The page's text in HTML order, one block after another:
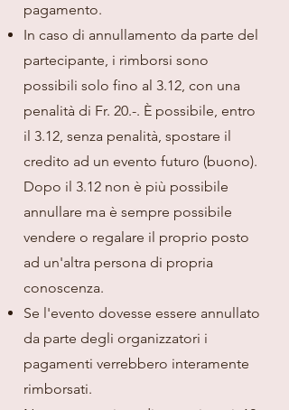
pagamento.
In caso di annullamento da parte del
partecipante, i rimborsi sono
possibili solo fino al 3.12, con una
penalità di Fr. 20.-. È possibile, entro
il 3.12, senza penalità, spostare il
credito ad un evento futuro (buono).
Dopo il 3.12 non è più possibile
annullare ma è sempre possibile
vendere o regalare il proprio posto
ad un'altra persona di propria
conoscenza.
Se l'evento dovesse essere annullato
da parte degli organizzatori i
pagamenti verrebbero interamente
rimborsati.